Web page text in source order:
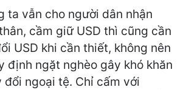
ta vẫn cho người dân nhận
cầm giữ USD thì cũng cần
USD khi cần thiết, không nên
định ngặt nghèo gây khó khăn
ngoại tệ. Chỉ cấm với